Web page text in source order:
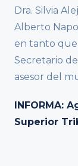
Dra. Silvia
Alberto
en tanto
Secretario
asesor del
INFORMA:
Superior